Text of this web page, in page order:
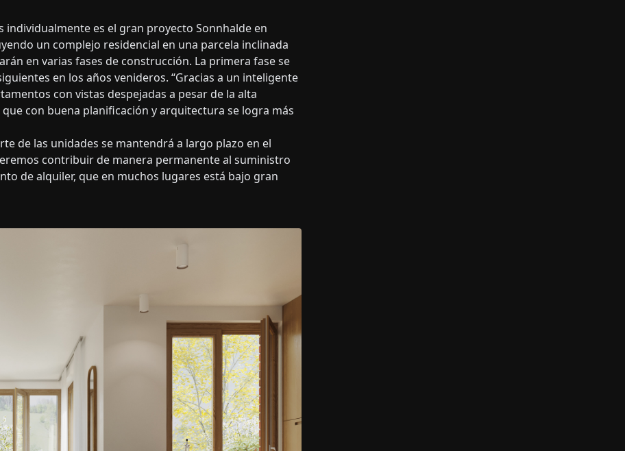
es el gran proyecto Sonnhalde en
un complejo residencial en una parcela inclinada
en varias fases de construcción. La primera fase se
en los años venideros. “Gracias a un inteligente
con vistas despejadas a pesar de la alta
con buena planificación y arquitectura se logra más
de las unidades se mantendrá a largo plazo en el
contribuir de manera permanente al suministro
de alquiler, que en muchos lugares está bajo gran